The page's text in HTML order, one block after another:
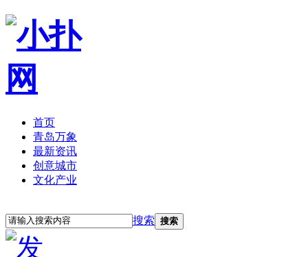
首页
青岛万象
最新资讯
创意城市
文化产业
搜索 搜索